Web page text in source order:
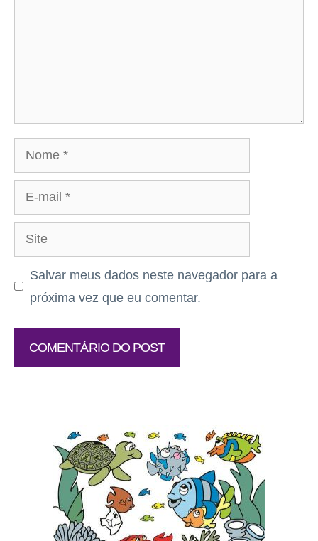
Nome
mail
Site
Salvar meus dados neste navegador para a
próxima vez que eu comentar.